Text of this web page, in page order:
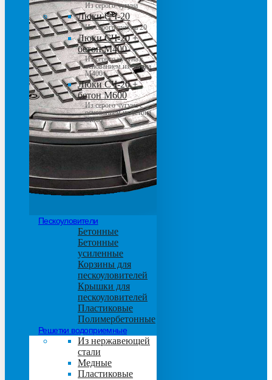
Из серого чугуна
Люки СЧ-20
Из серого чугуна 20
Люки СЧ-20 +
бетон М400
Из серого чугуна с
основанием из бетона
М400
Люки СЧ-20 +
бетон М600
Из серого чугуна с
основанием из бетона
М600
Пескоуловители
Бетонные
Бетонные
усиленные
Корзины для
пескоуловителей
Крышки для
пескоуловителей
Пластиковые
Полимербетонные
Решетки водоприемные
Из нержавеющей
стали
Медные
Пластиковые